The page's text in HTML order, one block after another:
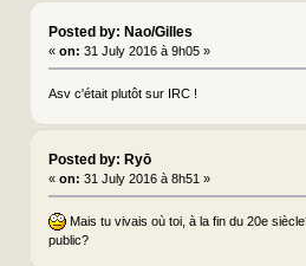
Posted by: Nao/Gilles
« on: 31 July 2016 à 9h05 »
Asv c'était plutôt sur IRC !
Posted by: Ryō
« on: 31 July 2016 à 8h51 »
Mais tu vivais où toi, à la fin du 20e
public?